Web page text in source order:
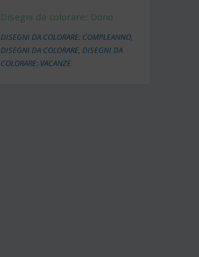
Disegni da colorare: Dono
DISEGNI DA COLORARE: COMPLEANNO,
DISEGNI DA COLORARE,DISEGNI DA
COLORARE: VACANZE